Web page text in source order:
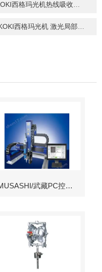
格玛光机热线吸收滤光片
格玛光机 激光局部加热系统
MUSASHI/武藏PC控制图像识别机械臂